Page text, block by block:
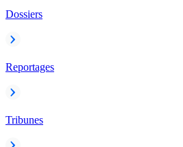
Dossiers
Reportages
Tribunes